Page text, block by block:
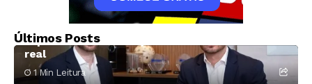
Últimos Posts
Criptomoedas
Atlas Inc. firma parceria com XRP Ledger para
impulsionar tokenização de ativos do mundo
real
1 Min Leitura